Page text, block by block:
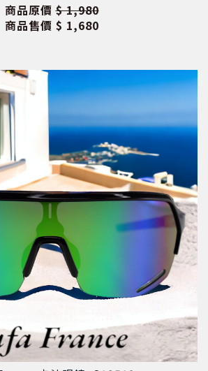
商品原價 $ 1,980
商品售價 $ 1,680